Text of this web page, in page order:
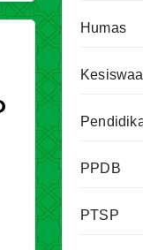
Humas
PPDB
PTSP